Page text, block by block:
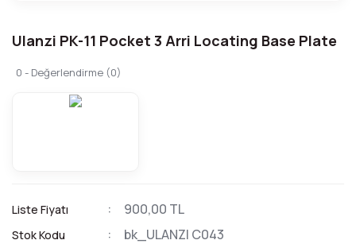
Ulanzi PK-11 Pocket 3 Arri Locating Base Plate
0 - Değerlendirme (0)
Liste Fiyatı 900,00 TL
Stok Kodu bk_ULANZI C043